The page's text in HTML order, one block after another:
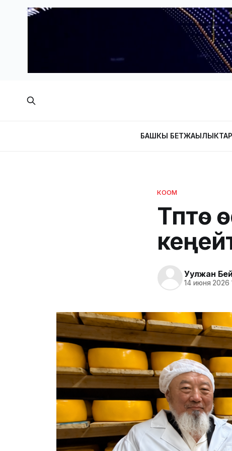
БАШКЫ БЕТЖАҢЫЛЫКТАР
КООМ
Түптө
Уулжан
14 июня 2026